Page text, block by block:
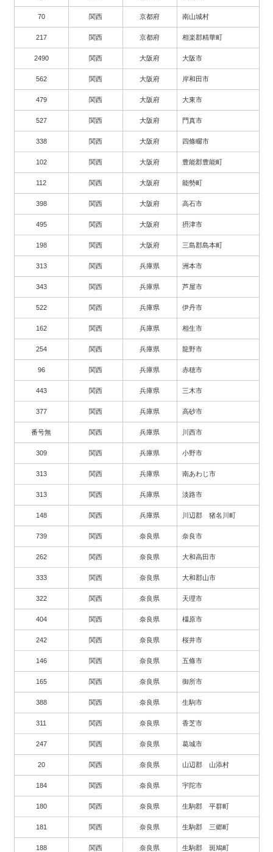
70 関西 京都府 南山城村
217 関西 京都府 相楽郡精華町
2490 関西 大阪府 大阪市
562 関西 大阪府 岸和田市
479 関西 大阪府 大東市
527 関西 大阪府 門真市
338 関西 大阪府 四條畷市
102 関西 大阪府 豊能郡豊能町
112 関西 大阪府 能勢町
398 関西 大阪府 高石市
495 関西 大阪府 摂津市
198 関西 大阪府 三島郡島本町
313 関西 兵庫県 洲本市
343 関西 兵庫県 芦屋市
522 関西 兵庫県 伊丹市
162 関西 兵庫県 相生市
254 関西 兵庫県 龍野市
96 関西 兵庫県 赤穂市
443 関西 兵庫県 三木市
377 関西 兵庫県 高砂市
番号無 関西 兵庫県 川西市
309 関西 兵庫県 小野市
313 関西 兵庫県 南あわじ市
313 関西 兵庫県 淡路市
148 関西 兵庫県 川辺郡 猪名川町
739 関西 奈良県 奈良市
262 関西 奈良県 大和高田市
333 関西 奈良県 大和郡山市
322 関西 奈良県 天理市
404 関西 奈良県 橿原市
242 関西 奈良県 桜井市
146 関西 奈良県 五條市
165 関西 奈良県 御所市
388 関西 奈良県 生駒市
311 関西 奈良県 香芝市
247 関西 奈良県 葛城市
20 関西 奈良県 山辺郡 山添村
184 関西 奈良県 宇陀市
180 関西 奈良県 生駒郡 平群町
181 関西 奈良県 生駒郡 三郷町
188 関西 奈良県 生駒郡 斑鳩町